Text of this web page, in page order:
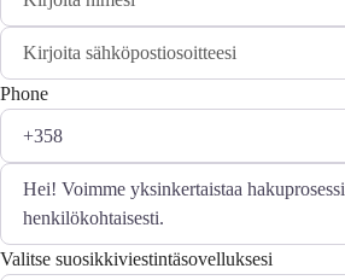
Phone
Valitse suosikkiviestintäsovelluksesi